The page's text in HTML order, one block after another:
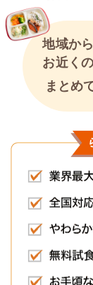
地域か
お近く
まとめ